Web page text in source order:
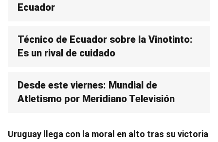
Ecuador
Técnico de Ecuador sobre la Vinotinto:
Es un rival de cuidado
Desde este viernes: Mundial de
Atletismo por Meridiano Televisión
Uruguay llega con la moral en alto tras su victoria